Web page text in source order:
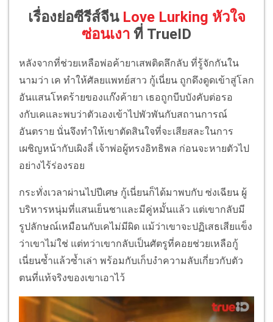
เรื่องย่อซีรีส์จีน Love Lurking หัวใจ
ซ่อนเงา ที่ TrueID
หลังจากที่ช่วยเหลือพ่อค้ายาเสพติดลึกลับ ที่รู้จักกันใน
นามว่า เค ทำให้ศัลยแพทย์สาว กู้เนี่ยน ถูกดึงดูดเข้าสู่โลก
อันแสนโหดร้ายของแก๊งค้ายา เธอถูกบีบบังคับต่อรอ
งกับเคและพบว่าตัวเองเข้าไปพัวพันกับสถานการณ์
อันตราย นั่นจึงทำให้เขาตัดสินใจที่จะเสียสละในการ
เผชิญหน้ากับเผิงลี่ เจ้าพ่อผู้ทรงอิทธิพล ก่อนจะหายตัวไป
อย่างไร้ร่องรอย
กระทั่งเวลาผ่านไปปีเศษ กู้เนี่ยนก็ได้มาพบกับ ซ่งเฉียน ผู้
บริหารหนุ่มที่แสนเย็นชาและมีคู่หมั้นแล้ว แต่เขากลับมี
รูปลักษณ์เหมือนกับเคไม่มีผิด แม้ว่าเขาจะปฏิเสธเสียแข็ง
ว่าเขาไม่ใช่ แต่ทว่าเขากลับเป็นศัตรูที่คอยช่วยเหลือกู้
เนี่ยนซ้ำแล้วซ้ำเล่า พร้อมกับเก็บงำความลับเกี่ยวกับตัว
ตนที่แท้จริงของเขาเอาไว้